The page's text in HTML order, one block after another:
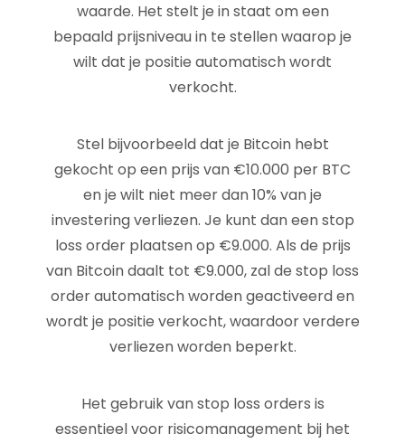
waarde. Het stelt je in staat om een
bepaald prijsniveau in te stellen waarop je
wilt dat je positie automatisch wordt
verkocht.
Stel bijvoorbeeld dat je Bitcoin hebt
gekocht op een prijs van €10.000 per BTC
en je wilt niet meer dan 10% van je
investering verliezen. Je kunt dan een stop
loss order plaatsen op €9.000. Als de prijs
van Bitcoin daalt tot €9.000, zal de stop loss
order automatisch worden geactiveerd en
wordt je positie verkocht, waardoor verdere
verliezen worden beperkt.
Het gebruik van stop loss orders is
essentieel voor risicomanagement bij het